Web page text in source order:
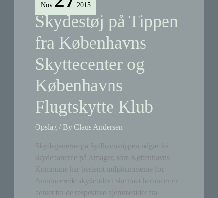
Nov 2015
Skydestøj på Tippen
fra Københavns
Skyttecenter og
Københavns
Flugtskytte Klub
Opslag / ByClaus Andersen
Skydegenerne på Sydhavnstippen udgår fra
skydebanerne på Amager, som Københavns
Kommune har bestemt miljørammerne for.
Annoncerede skydetider i skemaet herunder er
hentet fra de respektive hjemmesider fra